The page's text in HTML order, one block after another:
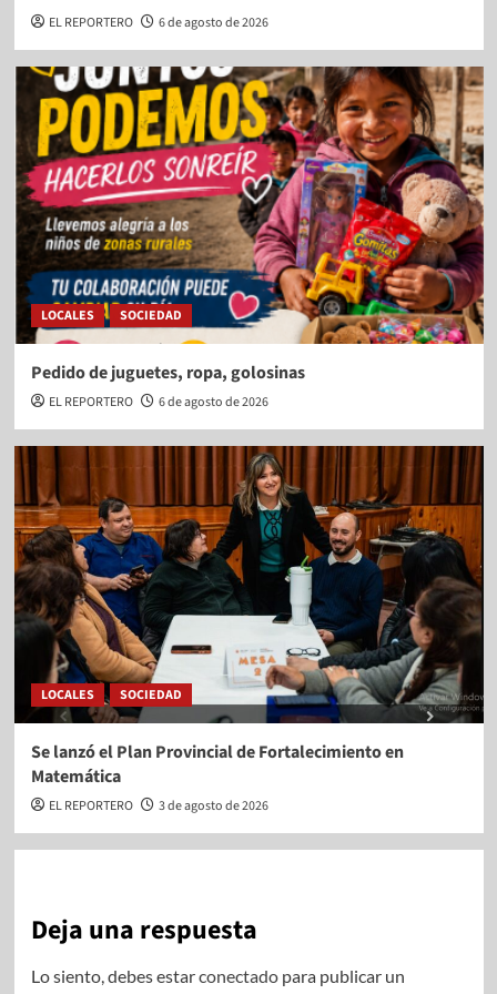
EL REPORTERO 6 de agosto de 2026
LOCALES SOCIEDAD
Pedido de juguetes, ropa, golosinas
EL REPORTERO 6 de agosto de 2026
LOCALES SOCIEDAD
Se lanzó el Plan Provincial de Fortalecimiento en
Matemática
EL REPORTERO 3 de agosto de 2026
Deja una respuesta
Lo siento, debes estarconectadopara publicar un